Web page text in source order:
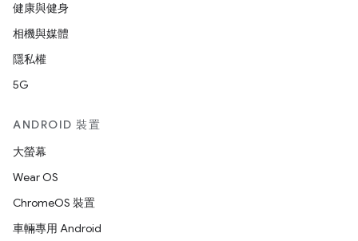
健康與健身
相機與媒體
隱私權
5G
ANDROID 裝置
大螢幕
Wear OS
ChromeOS 裝置
車輛專用 Android